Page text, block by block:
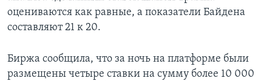
оцениваются как равные, а показатели Байдена
составляют 21 к 20.
Биржа сообщила, что за ночь на платформе были
размещены четыре ставки на сумму более 10 000